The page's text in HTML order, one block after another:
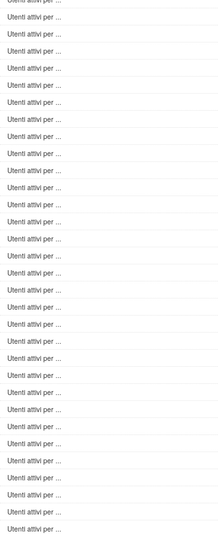
Utenti attivi per ...
Utenti attivi per ...
Utenti attivi per ...
Utenti attivi per ...
Utenti attivi per ...
Utenti attivi per ...
Utenti attivi per ...
Utenti attivi per ...
Utenti attivi per ...
Utenti attivi per ...
Utenti attivi per ...
Utenti attivi per ...
Utenti attivi per ...
Utenti attivi per ...
Utenti attivi per ...
Utenti attivi per ...
Utenti attivi per ...
Utenti attivi per ...
Utenti attivi per ...
Utenti attivi per ...
Utenti attivi per ...
Utenti attivi per ...
Utenti attivi per ...
Utenti attivi per ...
Utenti attivi per ...
Utenti attivi per ...
Utenti attivi per ...
Utenti attivi per ...
Utenti attivi per ...
Utenti attivi per ...
Utenti attivi per ...